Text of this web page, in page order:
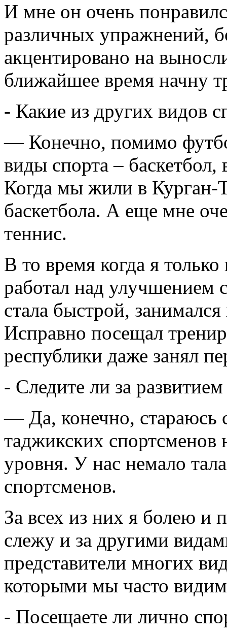
И мне он очень
различных упражнений,
акцентировано на
ближайшее время начну
- Какие из других видов
— Конечно, помимо
виды спорта – баскетбол,
Когда мы жили в
баскетбола. А еще мне
теннис.
В то время когда я
работал над улучшением
стала быстрой,
Исправно посещал
республики даже занял
- Следите ли за
— Да, конечно, стараюсь
таджикских спортсменов
уровня. У нас немало
спортсменов.
За всех из них я болею и
слежу и за другими
представители многих
которыми мы часто
- Посещаете ли лично